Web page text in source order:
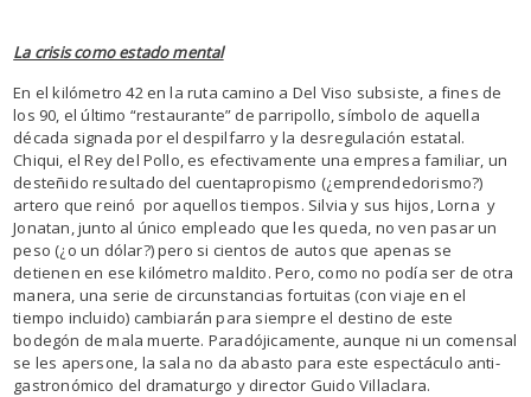
La crisis como estado mental
En el kilómetro 42 en la ruta camino a Del Viso subsiste, a fines de
los 90, el último “restaurante” de parripollo, símbolo de aquella
década signada por el despilfarro y la desregulación estatal.
Chiqui, el Rey del Pollo, es efectivamente una empresa familiar, un
desteñido resultado del cuentapropismo (¿emprendedorismo?)
artero que reinó por aquellos tiempos. Silvia y sus hijos, Lorna y
Jonatan, junto al único empleado que les queda, no ven pasar un
peso (¿o un dólar?) pero si cientos de autos que apenas se
detienen en ese kilómetro maldito. Pero, como no podía ser de otra
manera, una serie de circunstancias fortuitas (con viaje en el
tiempo incluido) cambiarán para siempre el destino de este
bodegón de mala muerte. Paradójicamente, aunque ni un comensal
se les apersone, la sala no da abasto para este espectáculo anti-
gastronómico del dramaturgo y director Guido Villaclara.